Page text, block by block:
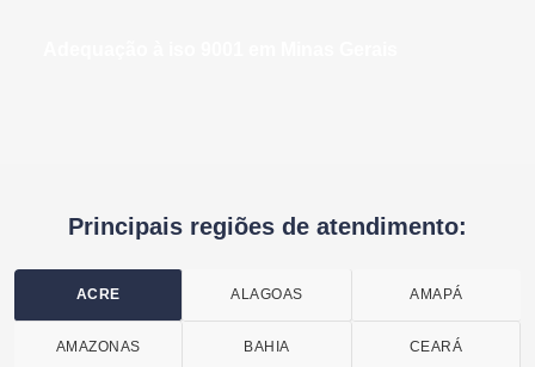
Principais regiões de atendimento:
ACRE ALAGOAS AMAPÁ
AMAZONAS BAHIA CEARÁ